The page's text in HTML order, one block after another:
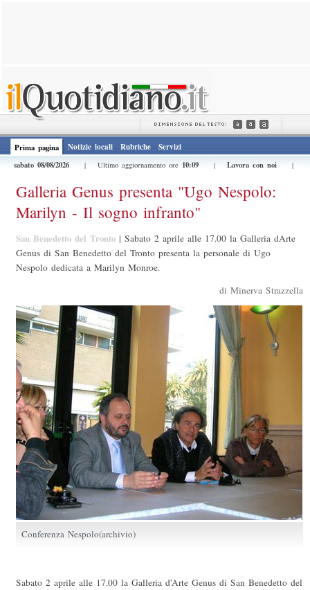
Prima pagina Notizie locali Rubriche
Servizi
sabato 08/08/2026
| Ultimo aggiornamento ore 10:09 | Lavora con noi |
Galleria Genus presenta "Ugo Nespolo:
Marilyn - Il sogno infranto"
San Benedetto del Tronto | Sabato 2 aprile alle 17.00 la Galleria dArte
Genus di San Benedetto del Tronto presenta la personale di Ugo
Nespolo dedicata a Marilyn Monroe.
di Minerva Strazzella
Conferenza Nespolo(archivio)
Sabato 2 aprile alle 17.00 la Galleria d'Arte Genus di San Benedetto del